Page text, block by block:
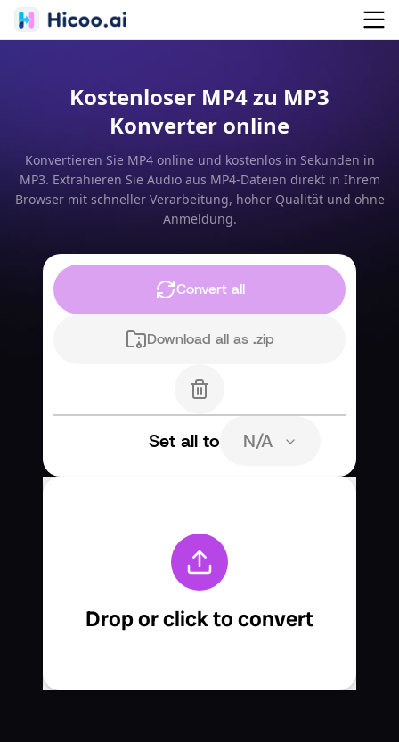
Kostenloser MP4 zu MP3
Konverter online
Konvertieren Sie MP4 online und kostenlos in Sekunden in
MP3. Extrahieren Sie Audio aus MP4-Dateien direkt in Ihrem
Browser mit schneller Verarbeitung, hoher Qualität und ohne
Anmeldung.